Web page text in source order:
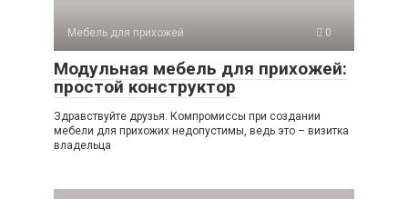
Мебель для прихожей 0
Модульная мебель для прихожей:
простой конструктор
Здравствуйте друзья. Компромиссы при создании
мебели для прихожих недопустимы, ведь это – визитка
владельца